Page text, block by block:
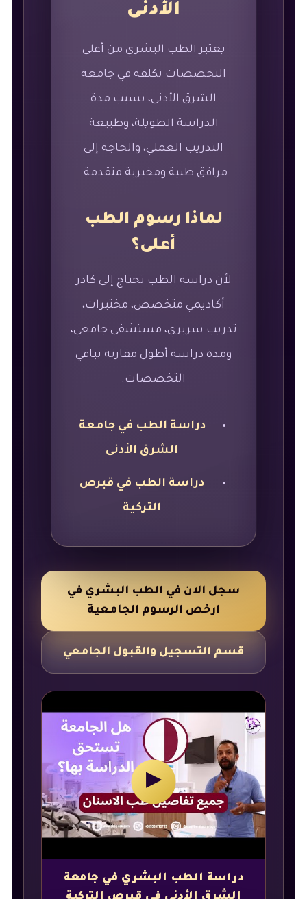
الأدنى
يعتبر الطب البشري من أعلى
التخصصات تكلفة في جامعة
الشرق الأدنى، بسبب مدة
الدراسة الطويلة، وطبيعة
التدريب العملي، والحاجة إلى
مرافق طبية ومخبرية متقدمة.
لماذا رسوم الطب
أعلى؟
لأن دراسة الطب تحتاج إلى كادر
أكاديمي متخصص، مختبرات،
تدريب سريري، مستشفى جامعي،
ومدة دراسة أطول مقارنة بباقي
التخصصات.
دراسة الطب في جامعة
الشرق الأدنى
دراسة الطب في قبرص
التركية
سجل الان في الطب البشري في
ارخص الرسوم الجامعية
قسم التسجيل والقبول الجامعي
▶
دراسة الطب البشري في جامعة